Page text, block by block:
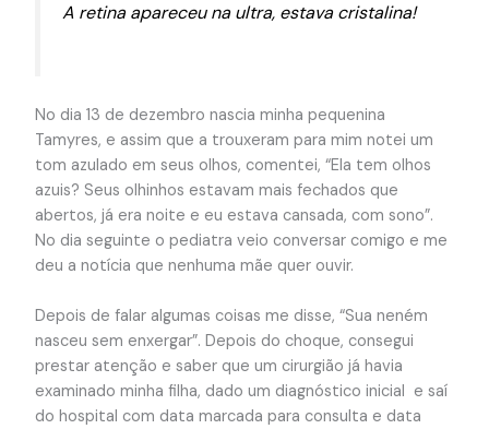
A retina apareceu na ultra, estava cristalina!
No dia 13 de dezembro nascia minha pequenina
Tamyres, e assim que a trouxeram para mim notei um
tom azulado em seus olhos, comentei, “Ela tem olhos
azuis? Seus olhinhos estavam mais fechados que
abertos, já era noite e eu estava cansada, com sono”.
No dia seguinte o pediatra veio conversar comigo e me
deu a notícia que nenhuma mãe quer ouvir.
Depois de falar algumas coisas me disse, “Sua neném
nasceu sem enxergar”. Depois do choque, consegui
prestar atenção e saber que um cirurgião já havia
examinado minha filha, dado um diagnóstico inicial e saí
do hospital com data marcada para consulta e data